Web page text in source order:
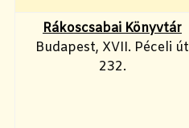
Rákoscsabai Könyvtár
Budapest, XVII. Péceli út
232.